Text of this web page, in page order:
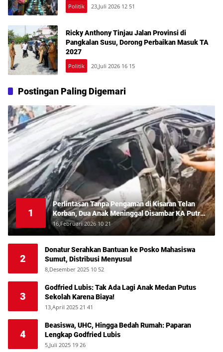
Politik 23,Juli 2026 12 51
Ricky Anthony Tinjau Jalan Provinsi di
Pangkalan Susu, Dorong Perbaikan Masuk TA
2027
Politik 20,Juli 2026 16 15
Postingan Paling Digemari
1
Perlintasan Tanpa Pengaman di Kisaran Telan
Korban, Dua Anak Meninggal Disambar KA Putri
Deli
16,Februari 2026 10 21
2
Donatur Serahkan Bantuan ke Posko Mahasiswa
Sumut, Distribusi Menyusul
8,Desember 2025 10 52
3
Godfried Lubis: Tak Ada Lagi Anak Medan Putus
Sekolah Karena Biaya!
13,April 2025 21 41
4
Beasiswa, UHC, Hingga Bedah Rumah: Paparan
Lengkap Godfried Lubis
5,Juli 2025 19 26